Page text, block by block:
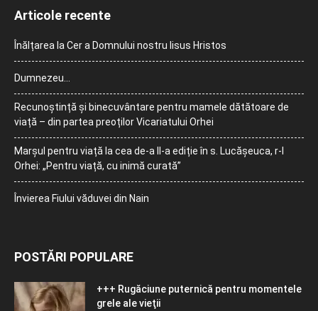
Articole recente
Înălțarea la Cer a Domnului nostru Iisus Hristos
Dumnezeu…
Recunoștință și binecuvântare pentru mamele dătătoare de
viață – din partea preoților Vicariatului Orhei
Marșul pentru viață la cea de-a II-a ediție în s. Lucășeuca, r-l
Orhei: „Pentru viață, cu inimă curată”
Învierea Fiului văduvei din Nain
POSTĂRI POPULARE
+++ Rugăciune puternică pentru momentele
grele ale vieţii